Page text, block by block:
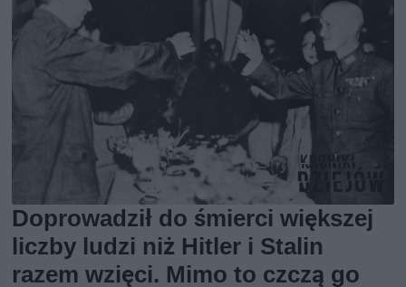
Doprowadził do śmierci większej
liczby ludzi niż Hitler i Stalin
razem wzięci. Mimo to czczą go